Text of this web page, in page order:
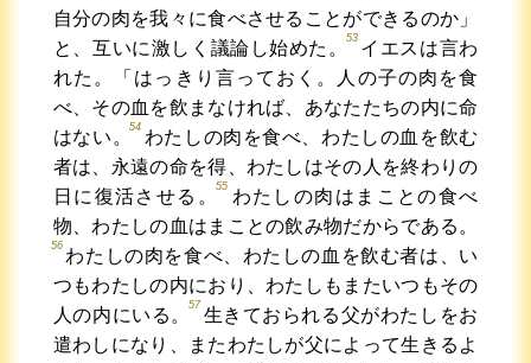
自分の肉を我々に食べさせることができるのか」
と、互いに激しく議論し始めた。
53
イエスは言わ
れた。「はっきり言っておく。人の子の肉を食
べ、その血を飲まなければ、あなたたちの内に命
はない。
54
わたしの肉を食べ、わたしの血を飲む
者は、永遠の命を得、わたしはその人を終わりの
日に復活させる。
55
わたしの肉はまことの食べ
物、わたしの血はまことの飲み物だからである。
56
わたしの肉を食べ、わたしの血を飲む者は、い
つもわたしの内におり、わたしもまたいつもその
人の内にいる。
57
生きておられる父がわたしをお
遣わしになり、またわたしが父によって生きるよ